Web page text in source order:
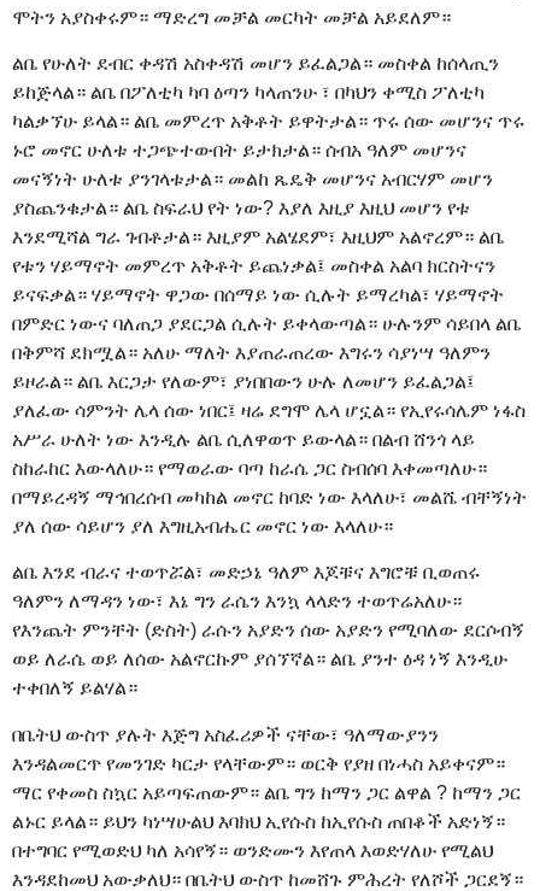
ሞትን አያስቀሩም። ማድረግ መቻል መርካት መቻል አይደለም።
ልቤ የሁለት ደብር ቀዳሽ አስቀዳሽ መሆን ይፈልጋል። መስቀል ከሰላጢን
ይከጅላል። ልቤ በፖለቲካ ካባ ዕጣን ካላጠንሁ ፣ በካህን ቀሚስ ፖለቲካ
ካልቃኘሁ ይላል። ልቤ መምረጥ አቅቶት ይዋትታል። ጥሩ ሰው መሆንና ጥሩ
ኑሮ መኖር ሁለቱ ተጋጭተውበት ይታክታል። ሰብአ ዓለም መሆንና
መናኝነት ሁለቱ ያንገላቱታል። መልከ ጼዴቅ መሆንና አብርሃም መሆን
ያስጨንቁታል። ልቤ ስፍራህ የት ነው? እያለ እዚያ እዚህ መሆን የቱ
እንደሚሻል ግራ ገብቶታል። እዚያም አልሄደም፣ እዚህም አልኖረም። ልቤ
የቱን ሃይማኖት መምረጥ አቅቶት ይጨነቃል፤ መስቀል አልባ ክርስትናን
ይናፍቃል። ሃይማኖት ዋጋው በሰማይ ነው ሲሉት ይማረካል፣ ሃይማኖት
በምድር ነውና ባለጠጋ ያደርጋል ሲሉት ይቀላውጣል። ሁሉንም ሳይበላ ልቤ
በቅምሻ ደክሟል። አለሁ ማለት እያጠራጠረው እግሩን ሳያነሣ ዓለምን
ይዞራል። ልቤ እርጋታ የለውም፣ ያነበበውን ሁሉ ለመሆን ይፈልጋል፤
ያለፈው ሳምንት ሌላ ሰው ነበር፤ ዛሬ ደግሞ ሌላ ሆኗል። የኢየሩሳሌም ነፋስ
አሥራ ሁለት ነው እንዲሉ ልቤ ሲለዋወጥ ይውላል። በልብ ሸንጎ ላይ
ስከራከር እውላለሁ። የማወራው ባጣ ከራሴ ጋር ስብሰባ እቀመጣለሁ።
በማይረዳኝ ማኅበረሰብ መካከል መኖር ከባድ ነው እላለሁ፣ መልሼ ብቸኝነት
ያለ ሰው ሳይሆን ያለ እግዚአብሔር መኖር ነው እላለሁ።
ልቤ እንደ ብራና ተወጥሯል፣ መድኃኔ ዓለም እጆቹና እግሮቹ ቢወጠሩ
ዓለምን ለማዳን ነው፣ እኔ ግን ራሴን እንኳ ላላድን ተወጥሬአለሁ።
የእንጨት ምንቸት (ድስት) ራሱን አያድን ሰው አያድን የሚባለው ደርሶብኝ
ወይ ለራሴ ወይ ለሰው አልኖርኩም ያሰኘኛል። ልቤ ያንተ ዕዳ ነኝ እንዲሁ
ተቀበለኝ ይልሃል።
በቤትህ ውስጥ ያሉት እጅግ አስፈሪዎች ናቸው፣ ዓለማውያንን
እንዳልመርጥ የመንገድ ካርታ የላቸውም። ወርቅ የያዘ በነሓስ አይቀናም።
ማር የቀመስ ስኳር አይጣፍጠውም። ልቤ ግን ከማን ጋር ልዋል ? ከማን ጋር
ልኑር ይላል። ይህን ካነሣሁልህ እባክህ ኢየሱስ ከኢየሱስ ጠበቆች አድነኝ።
በተግባር የሚወድህ ካለ አሳየኝ። ወንድሙን እየጠላ እወድሃለሁ የሚልህ
እንዳደከመህ አውቃለህ። በቤትህ ውስጥ ከመሸጉ ምሕረት የለሾች ጋርደኝ።